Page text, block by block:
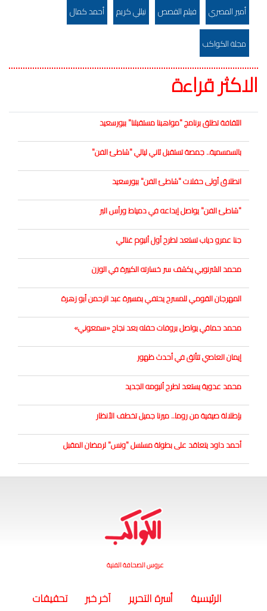
أمير المصري فيلم القصص نيللي كريم أحمد كمال
مجلة الكواكب
الاكثر قراءة
الثقافة تطلق برنامج "مواهبنا مستقبلنا" ببورسعيد
بالسمسمية.. جمصة تستقبل ثاني ليالي "شاطئ الفن"
انطلاق أولى حفلات "شاطئ الفن" ببورسعيد
"شاطئ الفن" يواصل إبداعه في دمياط ورأس البر
جنا عمرو دياب تستعد لطرح أول ألبوم غنائي
محمد الشرنوبي يكشف سر خسارته الكبيرة في الوزن
المهرجان القومي للمسرح يحتفي بمسيرة عبد الرحمن أبو زهرة
محمد حماقي يواصل بروفات حفله بعد نجاح «سمعوني»
إيمان العاصي تتألق في أحدث ظهور
محمد عدوية يستعد لطرح ألبومه الجديد
بإطلالة صيفية من روما.. ميرنا جميل تخطف الأنظار
أحمد داود يتعاقد على بطولة مسلسل "ونس" لرمضان المقبل
عروس الصحافة الفنية
الرئيسية أسرة التحرير آخر خبر تحقيقات